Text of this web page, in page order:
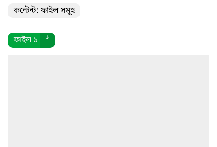
কন্টেন্ট: ফাইল সমূহ
ফাইল ১